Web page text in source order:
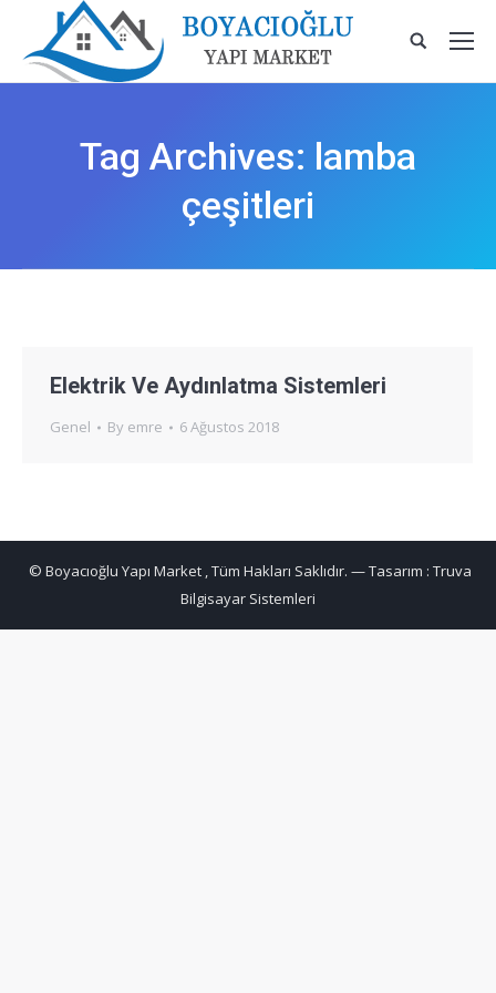
Tag Archives: lamba
çeşitleri
Elektrik Ve Aydınlatma Sistemleri
Genel By emre 6 Ağustos 2018
© Boyacıoğlu Yapı Market , Tüm Hakları Saklıdır. — Tasarım : Truva
Bilgisayar Sistemleri